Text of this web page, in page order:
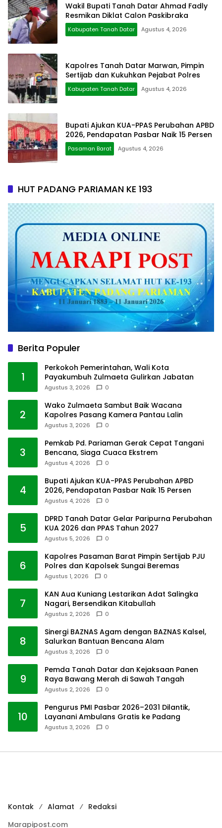
Wakil Bupati Tanah Datar Ahmad Fadly
Resmikan Diklat Calon Paskibraka
Kabupaten Tanah Datar Agustus 4, 2026
Kapolres Tanah Datar Marwan, Pimpin
Sertijab dan Kukuhkan Pejabat Polres
Kabupaten Tanah Datar Agustus 4, 2026
Bupati Ajukan KUA-PPAS Perubahan APBD
2026, Pendapatan Pasbar Naik 15 Persen
Pasaman Barat Agustus 4, 2026
HUT PADANG PARIAMAN KE 193
Berita Populer
1
Perkokoh Pemerintahan, Wali Kota
Payakumbuh Zulmaeta Gulirkan Jabatan
Agustus 3, 2026 0
2
Wako Zulmaeta Sambut Baik Wacana
Kapolres Pasang Kamera Pantau Lalin
Agustus 3, 2026 0
3
Pemkab Pd. Pariaman Gerak Cepat Tangani
Bencana, Siaga Cuaca Ekstrem
Agustus 4, 2026 0
4
Bupati Ajukan KUA-PPAS Perubahan APBD
2026, Pendapatan Pasbar Naik 15 Persen
Agustus 4, 2026 0
5
DPRD Tanah Datar Gelar Paripurna Perubahan
KUA 2026 dan PPAS Tahun 2027
Agustus 5, 2026 0
6
Kapolres Pasaman Barat Pimpin Sertijab PJU
Polres dan Kapolsek Sungai Beremas
Agustus 1, 2026 0
7
KAN Aua Kuniang Lestarikan Adat Salingka
Nagari, Bersendikan Kitabullah
Agustus 2, 2026 0
8
Sinergi BAZNAS Agam dengan BAZNAS Kalsel,
Salurkan Bantuan Bencana Alam
Agustus 3, 2026 0
9
Pemda Tanah Datar dan Kejaksaan Panen
Raya Bawang Merah di Sawah Tangah
Agustus 2, 2026 0
10
Pengurus PMI Pasbar 2026–2031 Dilantik,
Layanani Ambulans Gratis ke Padang
Agustus 3, 2026 0
Kontak Alamat
Redaksi
Marapipost.com